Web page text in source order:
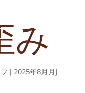
み
| 2025年8月月J